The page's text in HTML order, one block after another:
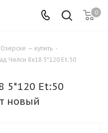
0
— купить -
Челси 8x18 5*120 Et:50
5*120 Et:50
новый